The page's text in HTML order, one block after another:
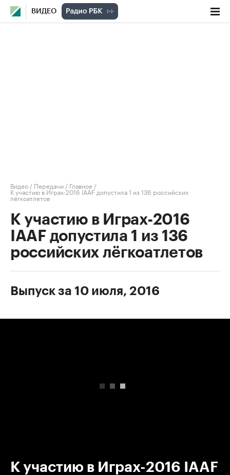
ВИДЕО
Видео / Передачи / Главное /
К участию в Играх-2016 IAAF допустила 1 из 136 российских
лёгкоатлетов
К участию в Играх-2016
IAAF допустила 1 из 136
российских лёгкоатлетов
Выпуск за 10 июля, 2016
К участию в Играх-2016 IAAF